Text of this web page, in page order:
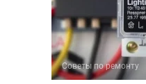
Советы по ремонту